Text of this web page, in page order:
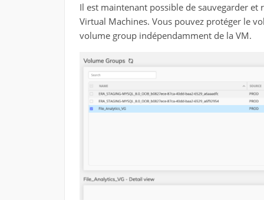
Il est maintenant possible de sauvegarder
Virtual Machines. Vous pouvez protéger le
volume group indépendamment de la VM.